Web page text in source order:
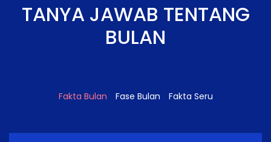
TANYA JAWAB TENTANG
BULAN
Fakta Bulan Fase Bulan Fakta Seru